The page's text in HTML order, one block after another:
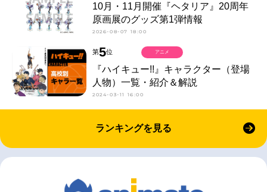
10月・11月開催『ヘタリア』20周年
原画展のグッズ第1弾情報
2026-08-07 18:00
第5位
『ハイキュー!!』キャラクター（登場
人物）一覧・紹介＆解説
2024-03-11 16:00
アニメ
ランキングを見る